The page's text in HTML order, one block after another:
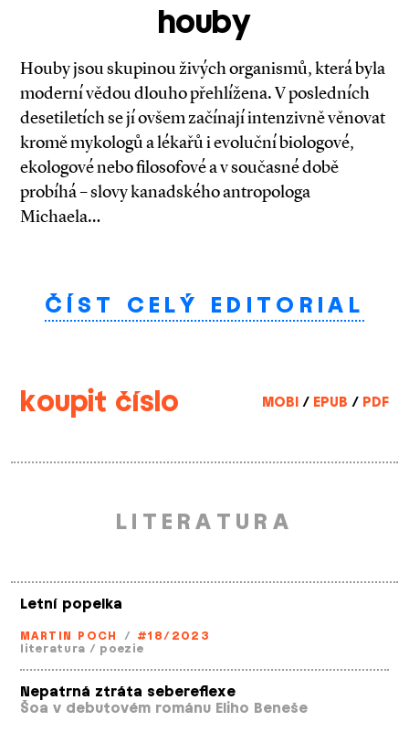
houby
Houby jsou skupinou živých organismů, která byla
moderní vědou dlouho přehlížena. V posledních
desetiletích se jí ovšem začínají intenzivně věnovat
kromě mykologů a lékařů i evoluční biologové,
ekologové nebo filosofové a v současné době
probíhá – slovy kanadského antropologa
Michaela…
ČÍST CELÝ EDITORIAL
koupit číslo MOBI / EPUB / PDF
LITERATURA
Letní popelka
MARTIN POCH / #18/2023
literatura / poezie
Nepatrná ztráta sebereflexe
Šoa v debutovém románu Eliho Beneše